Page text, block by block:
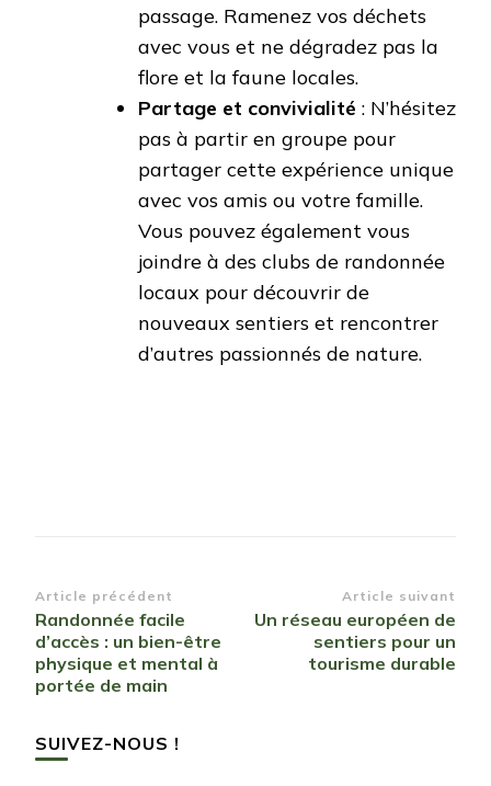
passage. Ramenez vos déchets
avec vous et ne dégradez pas la
flore et la faune locales.
Partage et convivialité : N’hésitez
pas à partir en groupe pour
partager cette expérience unique
avec vos amis ou votre famille.
Vous pouvez également vous
joindre à des clubs de randonnée
locaux pour découvrir de
nouveaux sentiers et rencontrer
d’autres passionnés de nature.
Navigation
d’article
Article précédent
Randonnée facile
d’accès : un bien-être
physique et mental à
portée de main
Article suivant
Un réseau européen de
sentiers pour un
tourisme durable
SUIVEZ-NOUS !